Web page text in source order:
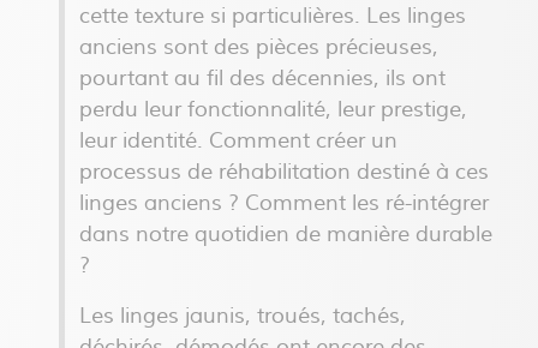
cette texture si particulières. Les linges
anciens sont des pièces précieuses,
pourtant au fil des décennies, ils ont
perdu leur fonctionnalité, leur prestige,
leur identité. Comment créer un
processus de réhabilitation destiné à ces
linges anciens ? Comment les ré-intégrer
dans notre quotidien de manière durable
?
Les linges jaunis, troués, tachés,